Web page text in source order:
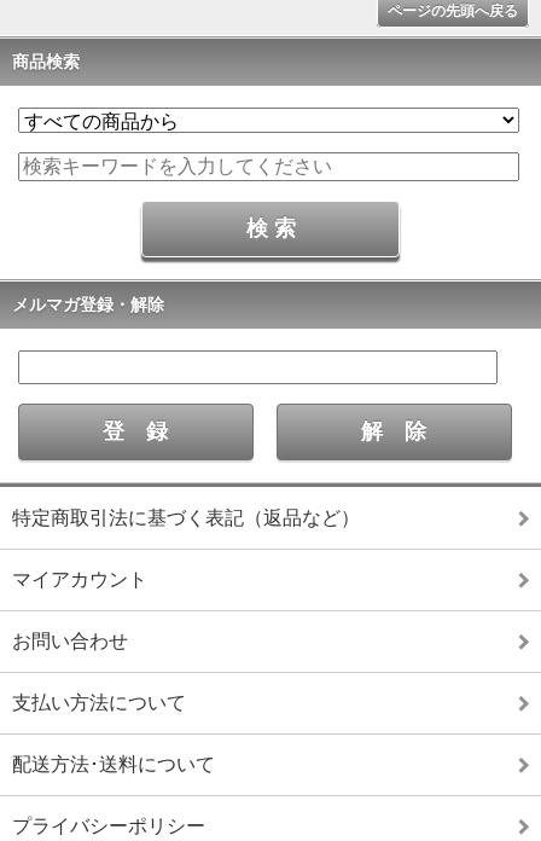
ページの先頭へ戻る
商品検索
メルマガ登録・解除
特定商取引法に基づく表記（返品など）
マイアカウント
お問い合わせ
支払い方法について
配送方法･送料について
プライバシーポリシー